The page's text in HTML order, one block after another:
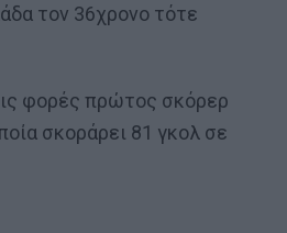
τον 36χρονο τότε
φορές πρώτος σκόρερ
σκοράρει 81 γκολ σε